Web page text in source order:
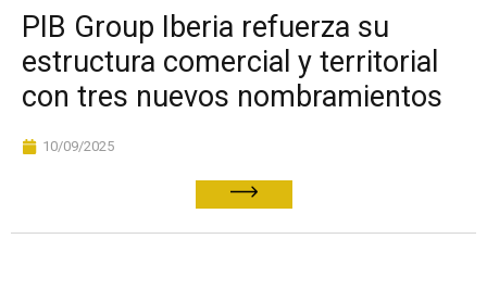
PIB Group Iberia refuerza su
estructura comercial y territorial
con tres nuevos nombramientos
10/09/2025